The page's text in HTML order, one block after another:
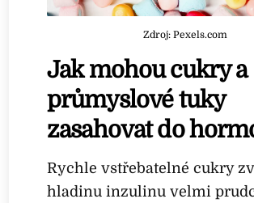
Zdroj: Pexels.com
Jak mohou cukry a
průmyslové tuky
zasahovat do
Rychle vstřebatelné cukry
hladinu inzulinu velmi